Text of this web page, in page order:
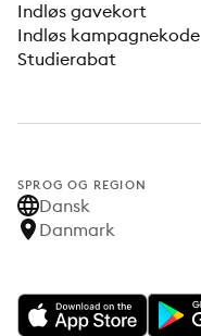
Indløs gavekort
Indløs kampagnekode
Studierabat
SPROG OG REGION
Dansk
Danmark